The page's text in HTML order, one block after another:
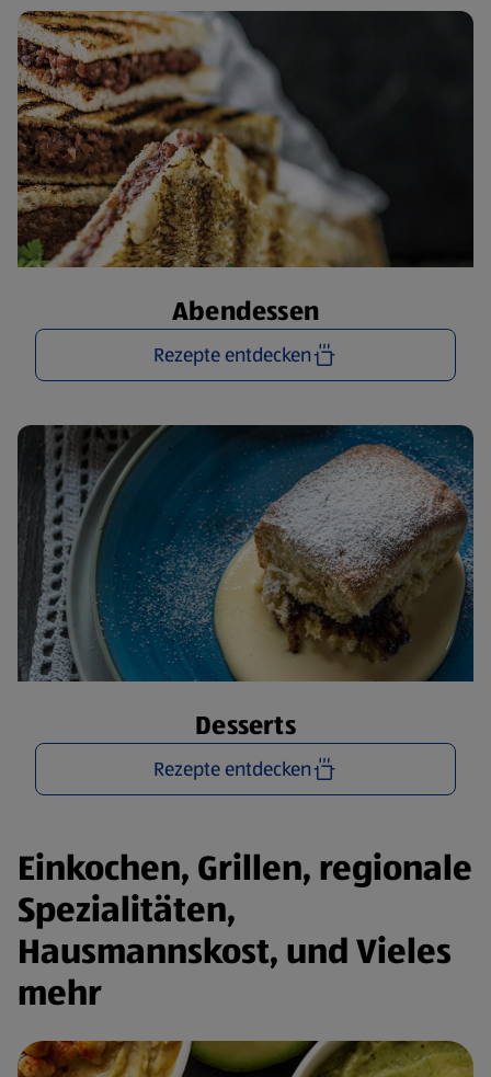
Abendessen
Rezepte entdecken
Desserts
Rezepte entdecken
Einkochen, Grillen, regionale
Spezialitäten,
Hausmannskost, und Vieles
mehr